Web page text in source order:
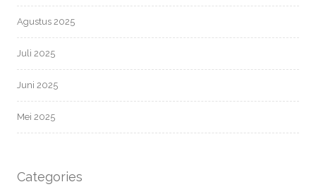
Agustus 2025
Juli 2025
Juni 2025
Mei 2025
Categories